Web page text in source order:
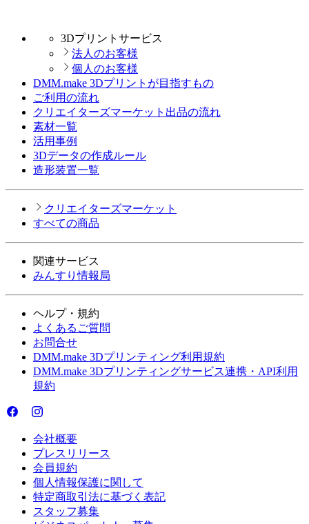
3Dプリントサービス
法人のお客様
個人のお客様
DMM.make 3Dプリントが目指すもの
ご利用の流れ
クリエイターズマーケット出品の流れ
素材一覧
活用事例
3Dデータの作成ルール
造形装置一覧
クリエイターズマーケット
すべての商品
関連サービス
みんすり情報局
ヘルプ・規約
よくあるご質問
お問合せ
DMM.make 3Dプリンティング利用規約
DMM.make 3Dプリンティングサービス連携・API利用
規約
会社概要
プレスリリース
会員規約
個人情報保護に関して
特定商取引法に基づく表記
スタッフ募集